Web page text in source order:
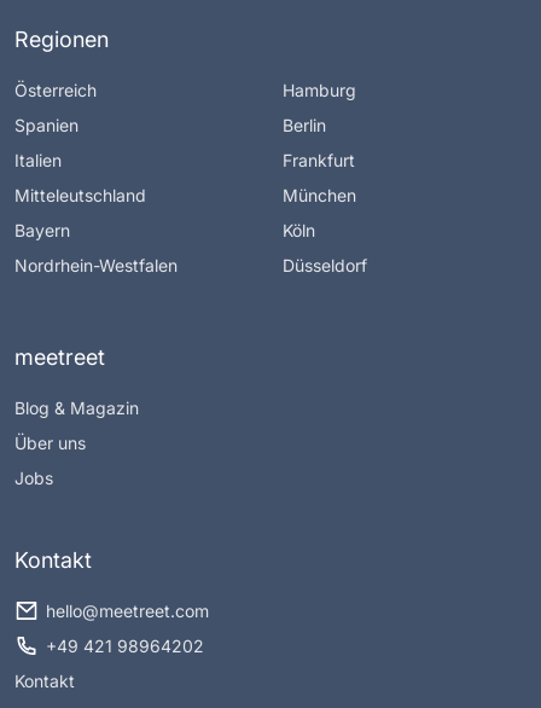
Regionen
Österreich
Spanien
Italien
Mitteleutschland
Bayern
Nordrhein-Westfalen
Hamburg
Berlin
Frankfurt
München
Köln
Düsseldorf
meetreet
Blog & Magazin
Über uns
Jobs
Kontakt
hello@meetreet.com
+49 421 98964202
Kontakt